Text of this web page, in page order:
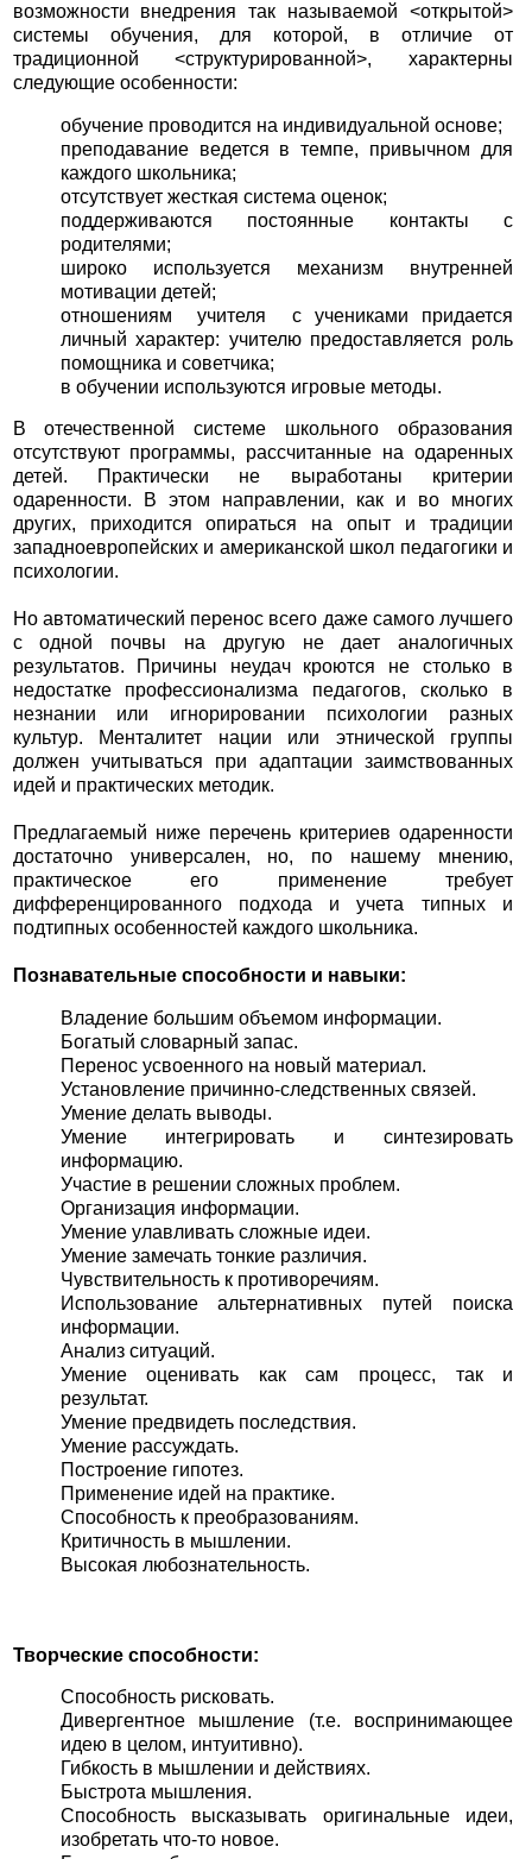
возможности внедрения так называемой <открытой>
системы обучения, для которой, в отличие от
традиционной <структурированной>, характерны
следующие особенности:
обучение проводится на индивидуальной основе;
преподавание ведется в темпе, привычном для
каждого школьника;
отсутствует жесткая система оценок;
поддерживаются постоянные контакты с
родителями;
широко используется механизм внутренней
мотивации детей;
отношениям учителя с учениками придается
личный характер: учителю предоставляется роль
помощника и советчика;
в обучении используются игровые методы.
В отечественной системе школьного образования
отсутствуют программы, рассчитанные на одаренных
детей. Практически не выработаны критерии
одаренности. В этом направлении, как и во многих
других, приходится опираться на опыт и традиции
западноевропейских и американской школ педагогики и
психологии.
Но автоматический перенос всего даже самого лучшего
с одной почвы на другую не дает аналогичных
результатов. Причины неудач кроются не столько в
недостатке профессионализма педагогов, сколько в
незнании или игнорировании психологии разных
культур. Менталитет нации или этнической группы
должен учитываться при адаптации заимствованных
идей и практических методик.
Предлагаемый ниже перечень критериев одаренности
достаточно универсален, но, по нашему мнению,
практическое его применение требует
дифференцированного подхода и учета типных и
подтипных особенностей каждого школьника.
Познавательные способности и навыки:
Владение большим объемом информации.
Богатый словарный запас.
Перенос усвоенного на новый материал.
Установление причинно-следственных связей.
Умение делать выводы.
Умение интегрировать и синтезировать
информацию.
Участие в решении сложных проблем.
Организация информации.
Умение улавливать сложные идеи.
Умение замечать тонкие различия.
Чувствительность к противоречиям.
Использование альтернативных путей поиска
информации.
Анализ ситуаций.
Умение оценивать как сам процесс, так и
результат.
Умение предвидеть последствия.
Умение рассуждать.
Построение гипотез.
Применение идей на практике.
Способность к преобразованиям.
Критичность в мышлении.
Высокая любознательность.
Творческие способности:
Способность рисковать.
Дивергентное мышление (т.е. воспринимающее
идею в целом, интуитивно).
Гибкость в мышлении и действиях.
Быстрота мышления.
Способность высказывать оригинальные идеи,
изобретать что-то новое.